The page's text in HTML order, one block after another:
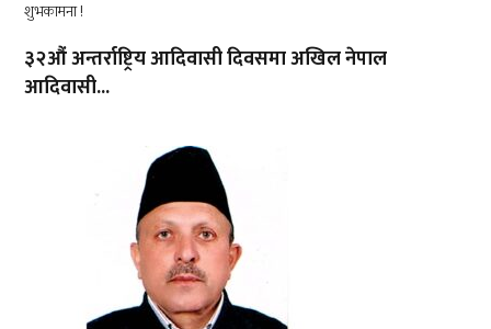
३२औं अन्तर्राष्ट्रिय आदिवासी दिवसमा अखिल नेपाल
आदिवासी...